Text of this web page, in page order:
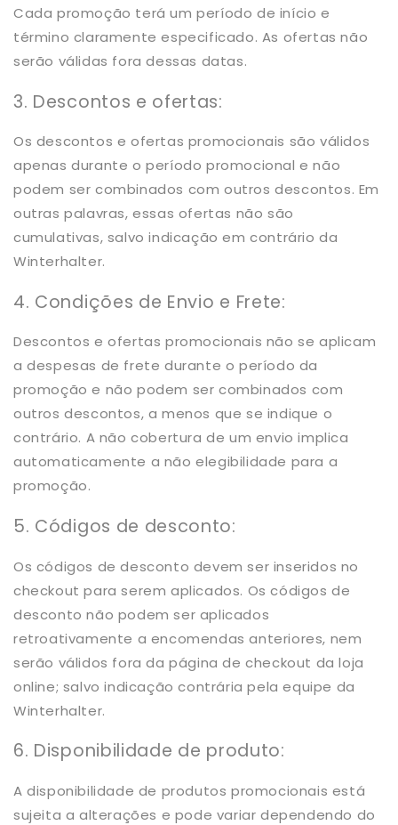
Cada promoção terá um período de início e
término claramente especificado. As ofertas não
serão válidas fora dessas datas.
3. Descontos e ofertas:
Os descontos e ofertas promocionais são válidos
apenas durante o período promocional e não
podem ser combinados com outros descontos. Em
outras palavras, essas ofertas não são
cumulativas, salvo indicação em contrário da
Winterhalter.
4. Condições de Envio e Frete:
Descontos e ofertas promocionais não se aplicam
a despesas de frete durante o período da
promoção e não podem ser combinados com
outros descontos, a menos que se indique o
contrário. A não cobertura de um envio implica
automaticamente a não elegibilidade para a
promoção.
5. Códigos de desconto:
Os códigos de desconto devem ser inseridos no
checkout para serem aplicados. Os códigos de
desconto não podem ser aplicados
retroativamente a encomendas anteriores, nem
serão válidos fora da página de checkout da loja
online; salvo indicação contrária pela equipe da
Winterhalter.
6. Disponibilidade de produto:
A disponibilidade de produtos promocionais está
sujeita a alterações e pode variar dependendo do